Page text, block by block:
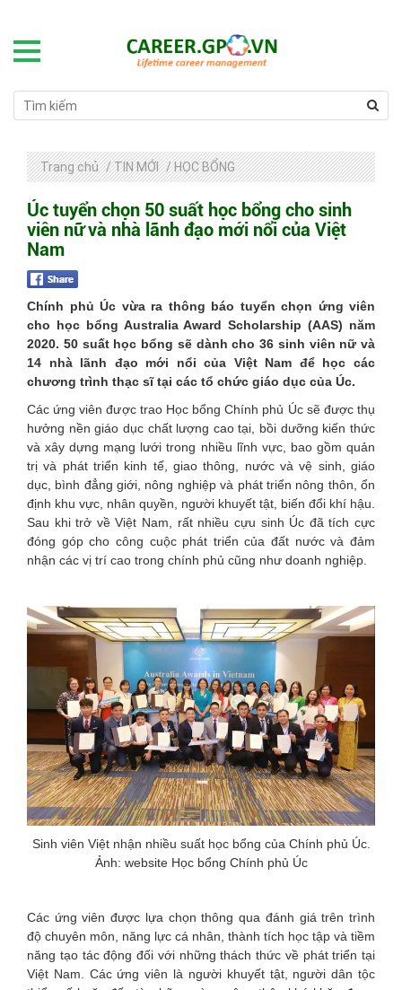
Trang chủ / TIN MỚI / HỌC BỔNG
Úc tuyển chọn 50 suất học bổng cho sinh
viên nữ và nhà lãnh đạo mới nổi của Việt
Nam
Chính phủ Úc vừa ra thông báo tuyển chọn ứng viên
cho học bổng Australia Award Scholarship (AAS) năm
2020. 50 suất học bổng sẽ dành cho 36 sinh viên nữ và
14 nhà lãnh đạo mới nổi của Việt Nam để học các
chương trình thạc sĩ tại các tổ chức giáo dục của Úc.
Các ứng viên được trao Học bổng Chính phủ Úc sẽ được thụ
hưởng nền giáo dục chất lượng cao tại, bồi dưỡng kiến thức
và xây dựng mạng lưới trong nhiều lĩnh vực, bao gồm quản
trị và phát triển kinh tế, giao thông, nước và vệ sinh, giáo
dục, bình đẳng giới, nông nghiệp và phát triển nông thôn, ổn
định khu vực, nhân quyền, người khuyết tật, biến đổi khí hậu.
Sau khi trở về Việt Nam, rất nhiều cựu sinh Úc đã tích cực
đóng góp cho công cuộc phát triển của đất nước và đảm
nhận các vị trí cao trong chính phủ cũng như doanh nghiệp.
Sinh viên Việt nhận nhiều suất học bổng của Chính phủ Úc.
Ảnh: website Học bổng Chính phủ Úc
Các ứng viên được lựa chọn thông qua đánh giá trên trình
độ chuyên môn, năng lực cá nhân, thành tích học tập và tiềm
năng tạo tác động đối với những thách thức về phát triển tại
Việt Nam. Các ứng viên là người khuyết tật, người dân tộc